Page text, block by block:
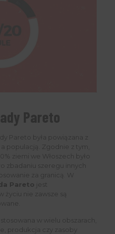
Pareto
Pareto była powiązana z
populacją. Zgodnie z tym,
ziemi we Włoszech było
zbadaniu szeregu innych
za granicą. W
Pareto jest
życiu nie zawsze są
w wielu obszarach,
produkcja czy zasoby